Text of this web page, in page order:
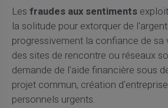
Les fraudes aux sentiments
la solitude pour extorquer de
progressivement la confiance de sa
des sites de rencontre ou réseaux
demande de l'aide financière sous
projet commun, création
personnels urgents.